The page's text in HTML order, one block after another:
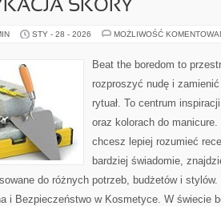
SKÓRY
STY - 28 - 2026 MOŻLIWOŚĆ
Beat the boredom to
rozproszyć nudę i
rytuał. To centrum
oraz kolorach do
chcesz lepiej rozumieć
bardziej świadomie,
do różnych potrzeb, budżetów i
i Bezpieczeństwo w Kosmetyce. W świecie